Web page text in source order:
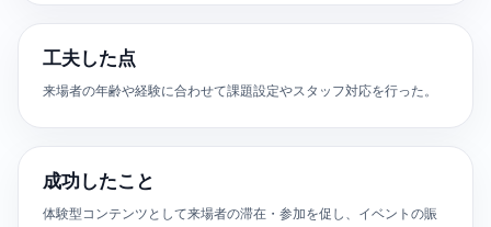
工夫した点
来場者の年齢や経験に合わせて課題設定やスタッフ対応を行った。
成功したこと
体験型コンテンツとして来場者の滞在・参加を促し、イベントの賑